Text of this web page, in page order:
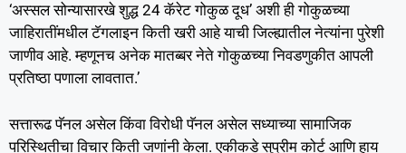
‘अस्सल सोन्यासारखे शुद्ध 24 कॅरेट गोकुळ दूध’ अशी ही गोकुळच्या
जाहिरातींमधील टॅगलाइन किती खरी आहे याची जिल्ह्यातील नेत्यांना पुरेशी
जाणीव आहे. म्हणूनच अनेक मातब्बर नेते गोकुळच्या निवडणुकीत आपली
प्रतिष्ठा पणाला लावतात.’
सत्तारूढ पॅनल असेल किंवा विरोधी पॅनल असेल सध्याच्या सामाजिक
परिस्थितीचा विचार किती जणांनी केला. एकीकडे सुप्रीम कोर्ट आणि हाय